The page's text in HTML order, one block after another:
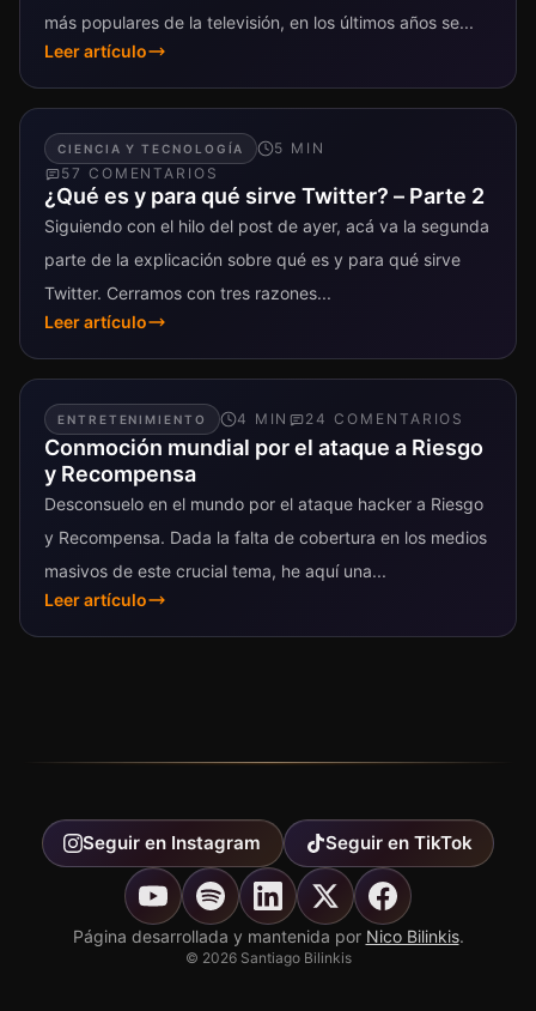
más populares de la televisión, en los últimos años se...
Leer artículo
CIENCIA Y TECNOLOGÍA 5 MIN
57 COMENTARIO S
¿Qué es y para qué sirve Twitter? – Parte 2
Siguiendo con el hilo del post de ayer, acá va la segunda
parte de la explicación sobre qué es y para qué sirve
Twitter. Cerramos con tres razones...
Leer artículo
ENTRETENIMIENTO 4 MIN 24 COMENTARIO S
Conmoción mundial por el ataque a Riesgo
y Recompensa
Desconsuelo en el mundo por el ataque hacker a Riesgo
y Recompensa. Dada la falta de cobertura en los medios
masivos de este crucial tema, he aquí una...
Leer artículo
Seguir en Instagram Seguir en TikTok
Página desarrollada y mantenida por Nico Bilinkis.
© 2026Santiago Bilinkis